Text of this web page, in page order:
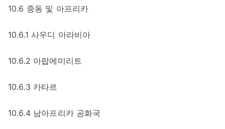
10.6 중동 및 아프리카
10.6.1 사우디 아라비아
10.6.2 아랍에미리트
10.6.3 카타르
10.6.4 남아프리카 공화국